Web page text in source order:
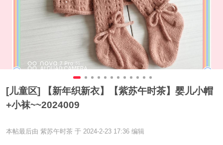
[儿童区] 【新年织新衣】【紫苏午时茶】婴儿小帽
+小袜~~2024009
本帖最后由 紫苏午时茶 于 2024-2-23 17:36 编辑